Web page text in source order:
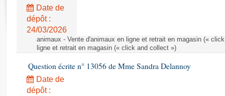
Rapports législatifs
Rapports sur l'application des lois
Baromètre de l’application des lois
Dossiers législatifs
Budget et sécurité sociale
Questions écrites et orales
Date de
dépôt :
24/03/2026
animaux - Vente d'animaux en ligne et retrait en magasin («
ligne et retrait en magasin (« click and collect »)
Question écrite n° 13056 de Mme Sandra Delannoy
Date de
dépôt :